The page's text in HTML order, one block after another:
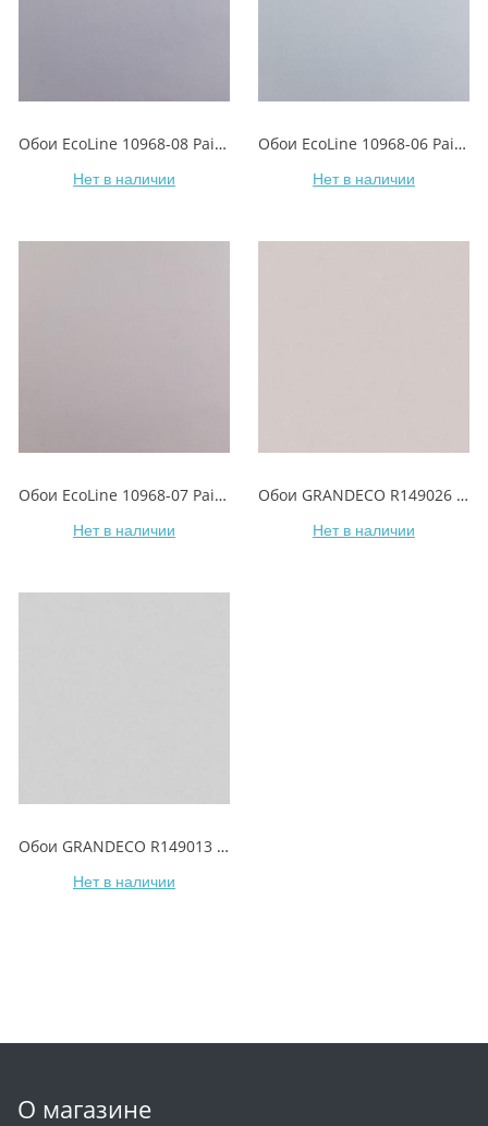
Обои EcoLine 10968-08 Paint/Краска
Нет в наличии
Обои EcoLine 10968-06 Paint/Краска
Нет в наличии
Обои EcoLine 10968-07 Paint/Краска
Нет в наличии
Обои GRANDECO R149026 PAINT/Краска
Нет в наличии
Обои GRANDECO R149013 PAINT/Краска
Нет в наличии
О магазине